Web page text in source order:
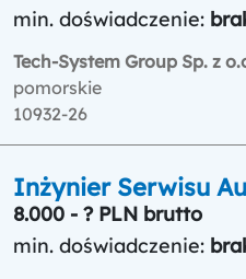
min. doświadczenie:
Tech-System Group Sp. z
pomorskie
10932-26
Inżynier Serwisu
8.000 - ? PLN brutto
min. doświadczenie: